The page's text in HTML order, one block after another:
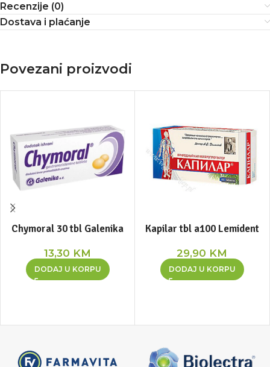
Recenzije (0)
Dostava i plaćanje
Povezani proizvodi
Chymoral 30 tbl Galenika
13,30 KM
DODAJ U KORPU
Kapilar tbl a100 Lemident
29,90 KM
DODAJ U KORPU